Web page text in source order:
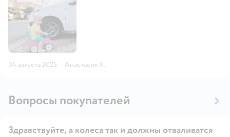
04 августа 2025 · Анастасия Х.
Вопросы покупателей
Здравствуйте, а колеса так и должны отваливатся